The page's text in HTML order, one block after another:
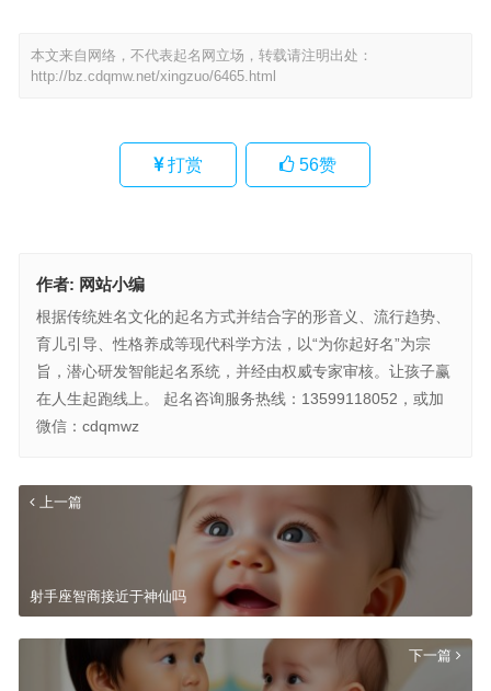
本文来自网络，不代表起名网立场，转载请注明出处：
http://bz.cdqmw.net/xingzuo/6465.html
打赏 56赞
作者: 网站小编
根据传统姓名文化的起名方式并结合字的形音义、流行趋势、
育儿引导、性格养成等现代科学方法，以“为你起好名”为宗
旨，潜心研发智能起名系统，并经由权威专家审核。让孩子赢
在人生起跑线上。 起名咨询服务热线：13599118052，或加
微信：cdqmwz
上一篇
射手座智商接近于神仙吗
下一篇